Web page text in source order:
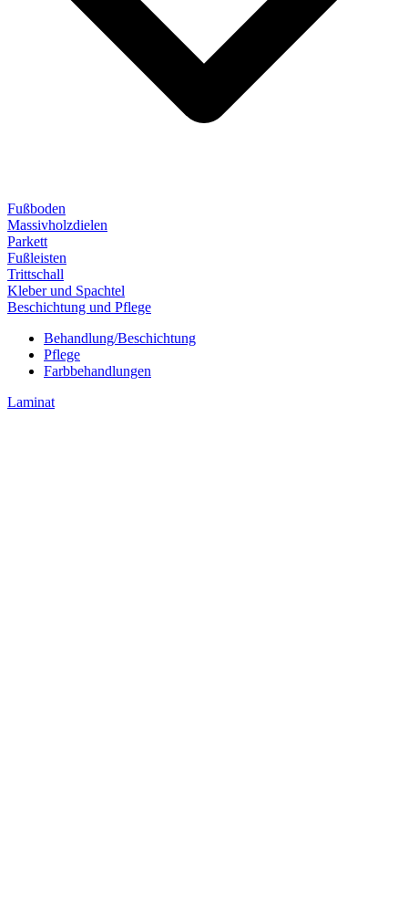
Fußboden
Massivholzdielen
Parkett
Fußleisten
Trittschall
Kleber und Spachtel
Beschichtung und Pflege
Behandlung/Beschichtung
Pflege
Farbbehandlungen
Laminat